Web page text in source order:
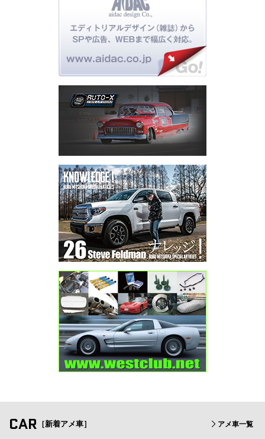
CAR ［新着アメ車］ アメ車一覧